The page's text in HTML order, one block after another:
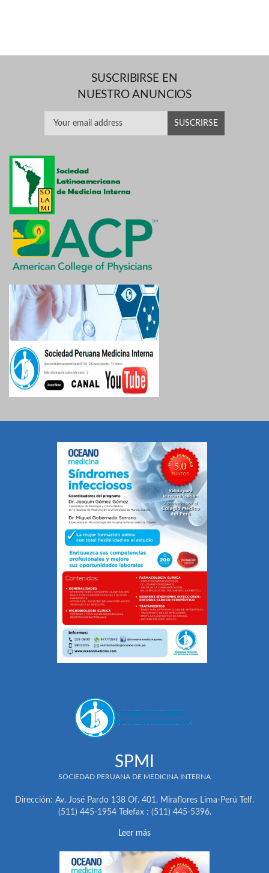
SUSCRIBIRSE EN
NUESTRO ANUNCIOS
SPMI
SOCIEDAD PERUANA DE MEDICINA INTERNA
Dirección: Av. José Pardo 138 Of. 401. Miraflores Lima-Perú Telf.
(511) 445-1954 Telefax : (511) 445-5396.
Leer más